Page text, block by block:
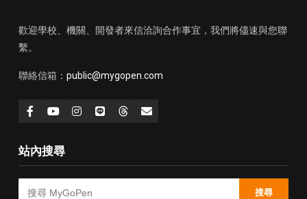
歡迎學校、機關、開發者來信洽詢合作事宜，我們將儘速與您聯
繫。
聯絡信箱： public@mygopen.com
站內搜尋
搜尋